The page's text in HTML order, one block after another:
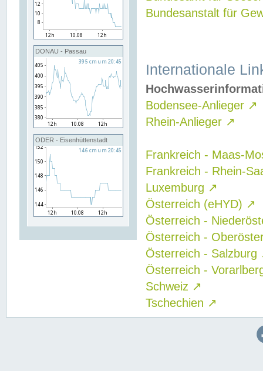
DONAU - Passau
ODER - Eisenhüttenstadt
Bundesanstalt für
Internationale
Bodensee-Anlieger ↗
Rhein-Anlieger ↗
Frankreich - Maas-
Frankreich - Rhein-
Luxemburg ↗
Österreich (eHYD) ↗
Österreich -
Österreich -
Österreich - Salzburg
Österreich -
Schweiz ↗
Tschechien ↗